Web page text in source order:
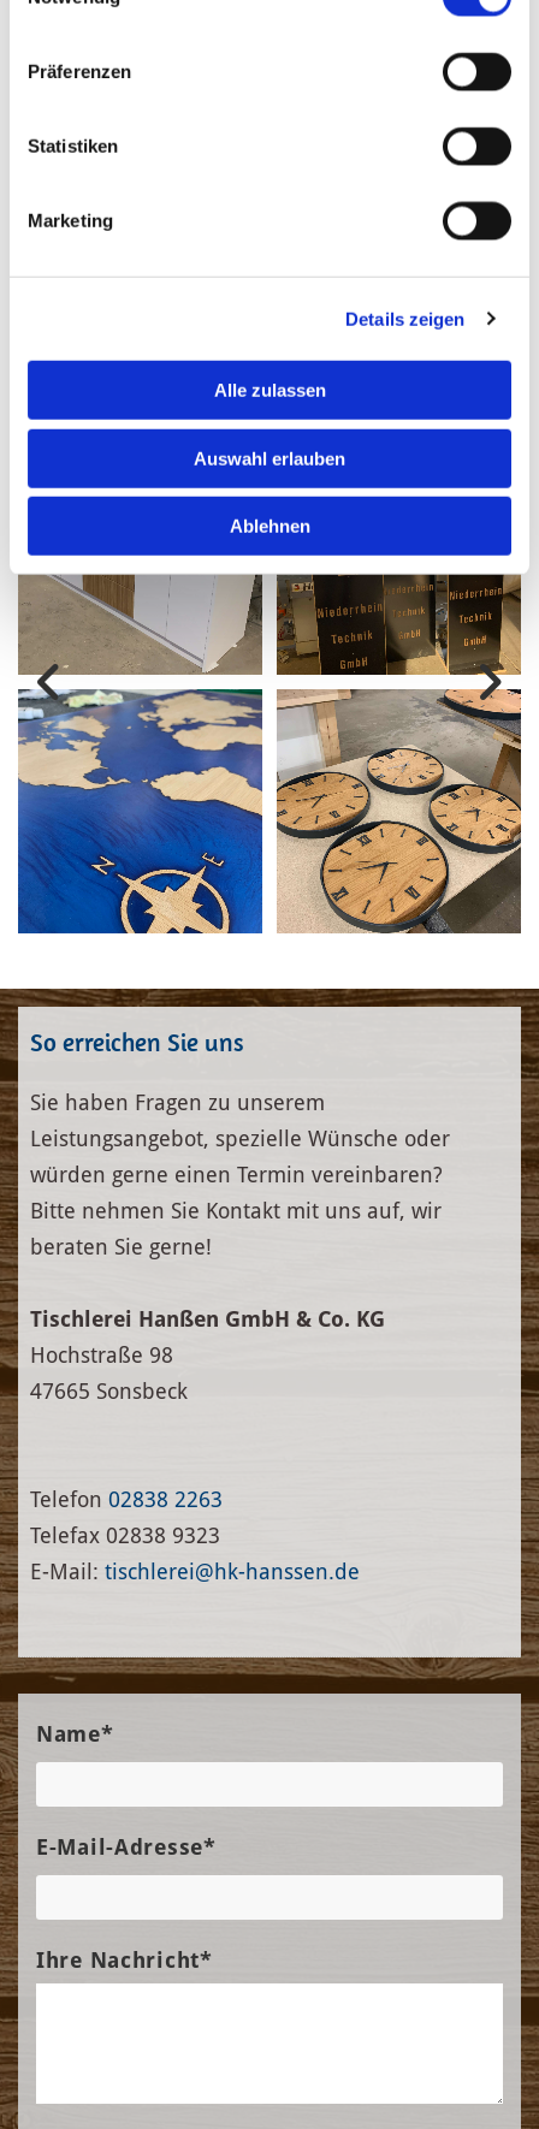
Präferenzen
Statistiken
Marketing
Details zeigen
Alle zulassen
Auswahl erlauben
Ablehnen
So erreichen Sie uns
Sie haben Fragen zu unserem
Leistungsangebot, spezielle Wünsche oder
würden gerne einen Termin vereinbaren?
Bitte nehmen Sie Kontakt mit uns auf, wir
beraten Sie gerne!
Tischlerei Hanßen GmbH & Co. KG
Hochstraße 98
47665 Sonsbeck
Telefon 02838 2263
Telefax 02838 9323
E-Mail: tischlerei@hk-hanssen.de
Name*
E-Mail-Adresse*
Ihre Nachricht*